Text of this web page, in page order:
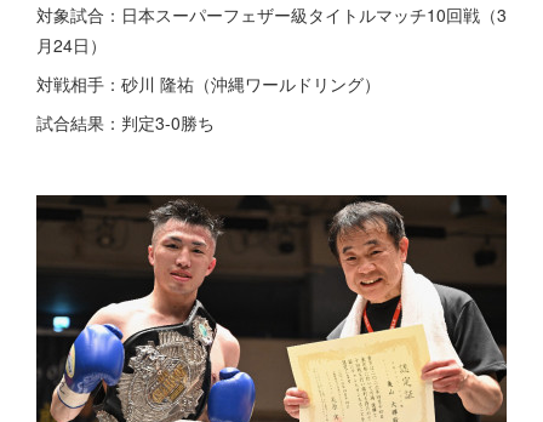
対象試合：日本スーパーフェザー級タイトルマッチ10回戦（3
月24日）
対戦相手：砂川 隆祐（沖縄ワールドリング）
試合結果：判定3-0勝ち